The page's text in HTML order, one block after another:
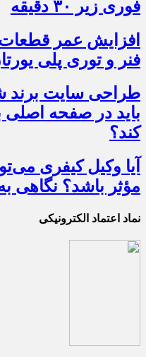
فوری زیر ۳۰ دقیقه
افزایش عمر قطعات
فنر و توری پلی
طراحی سایت برند
باید در صفحه اصلی
کند؟
آیا وکیل کیفری
مؤثر باشد؟ نگاهی
نماد اعتماد الکترونیکی